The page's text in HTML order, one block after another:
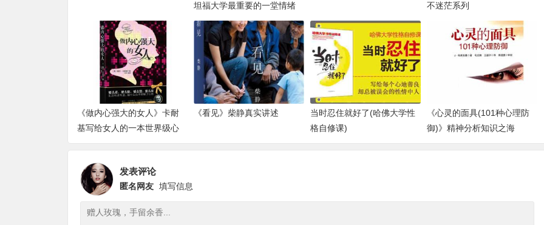
坦福大学最重要的一堂情绪
管理课
不迷茫系列
《做内心强大的女人》卡耐
基写给女人的一本世界级心
理励志书
《看见》柴静真实讲述
当时忍住就好了(哈佛大学性
格自修课)
《心灵的面具(101种心理防
御)》精神分析知识之海
发表评论
匿名网友 填写信息